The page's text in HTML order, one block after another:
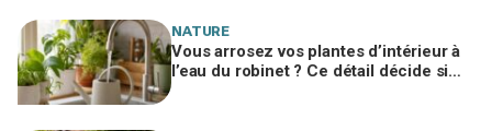
NATURE
Vous arrosez vos plantes d’intérieur à
l’eau du robinet ? Ce détail décide si